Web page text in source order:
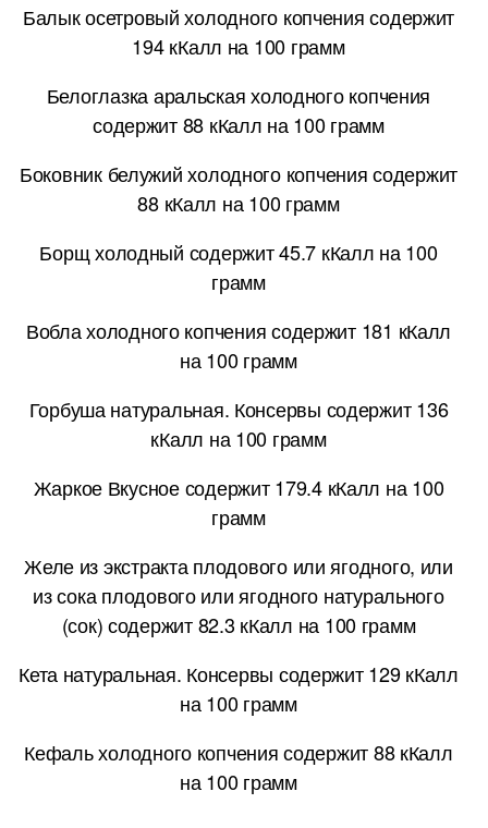
Балык осетровый холодного копчения содержит
194 кКалл на 100 грамм
Белоглазка аральская холодного копчения
содержит 88 кКалл на 100 грамм
Боковник белужий холодного копчения содержит
88 кКалл на 100 грамм
Борщ холодный содержит 45.7 кКалл на 100
грамм
Вобла холодного копчения содержит 181 кКалл
на 100 грамм
Горбуша натуральная. Консервы содержит 136
кКалл на 100 грамм
Жаркое Вкусное содержит 179.4 кКалл на 100
грамм
Желе из экстракта плодового или ягодного, или
из сока плодового или ягодного натурального
(сок) содержит 82.3 кКалл на 100 грамм
Кета натуральная. Консервы содержит 129 кКалл
на 100 грамм
Кефаль холодного копчения содержит 88 кКалл
на 100 грамм